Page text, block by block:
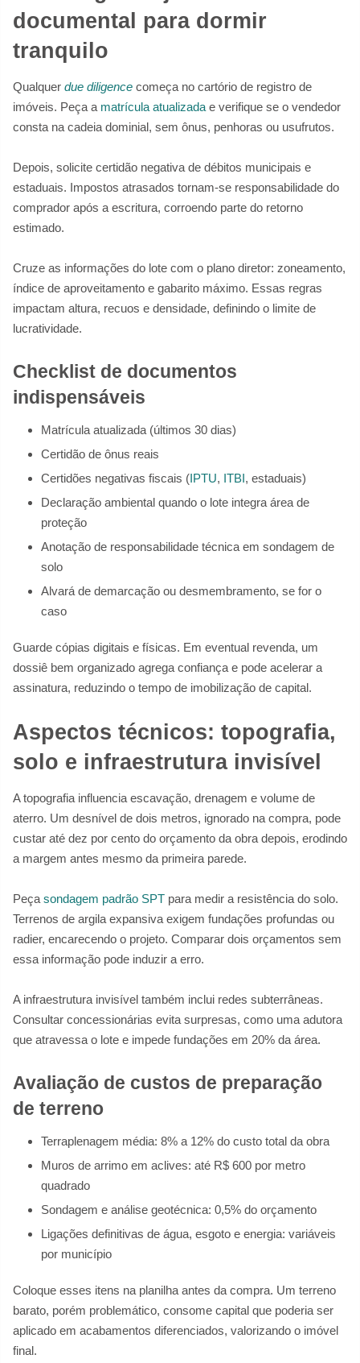
documental para dormir
tranquilo
Qualquer due diligence começa no cartório de registro de
imóveis. Peça a matrícula atualizada e verifique se o vendedor
consta na cadeia dominial, sem ônus, penhoras ou usufrutos.
Depois, solicite certidão negativa de débitos municipais e
estaduais. Impostos atrasados tornam-se responsabilidade do
comprador após a escritura, corroendo parte do retorno
estimado.
Cruze as informações do lote com o plano diretor: zoneamento,
índice de aproveitamento e gabarito máximo. Essas regras
impactam altura, recuos e densidade, definindo o limite de
lucratividade.
Checklist de documentos
indispensáveis
Matrícula atualizada (últimos 30 dias)
Certidão de ônus reais
Certidões negativas fiscais (IPTU, ITBI, estaduais)
Declaração ambiental quando o lote integra área de
proteção
Anotação de responsabilidade técnica em sondagem de
solo
Alvará de demarcação ou desmembramento, se for o
caso
Guarde cópias digitais e físicas. Em eventual revenda, um
dossiê bem organizado agrega confiança e pode acelerar a
assinatura, reduzindo o tempo de imobilização de capital.
Aspectos técnicos: topografia,
solo e infraestrutura invisível
A topografia influencia escavação, drenagem e volume de
aterro. Um desnível de dois metros, ignorado na compra, pode
custar até dez por cento do orçamento da obra depois, erodindo
a margem antes mesmo da primeira parede.
Peça sondagem padrão SPT para medir a resistência do solo.
Terrenos de argila expansiva exigem fundações profundas ou
radier, encarecendo o projeto. Comparar dois orçamentos sem
essa informação pode induzir a erro.
A infraestrutura invisível também inclui redes subterrâneas.
Consultar concessionárias evita surpresas, como uma adutora
que atravessa o lote e impede fundações em 20% da área.
Avaliação de custos de preparação
de terreno
Terraplenagem média: 8% a 12% do custo total da obra
Muros de arrimo em aclives: até R$ 600 por metro
quadrado
Sondagem e análise geotécnica: 0,5% do orçamento
Ligações definitivas de água, esgoto e energia: variáveis
por município
Coloque esses itens na planilha antes da compra. Um terreno
barato, porém problemático, consome capital que poderia ser
aplicado em acabamentos diferenciados, valorizando o imóvel
final.